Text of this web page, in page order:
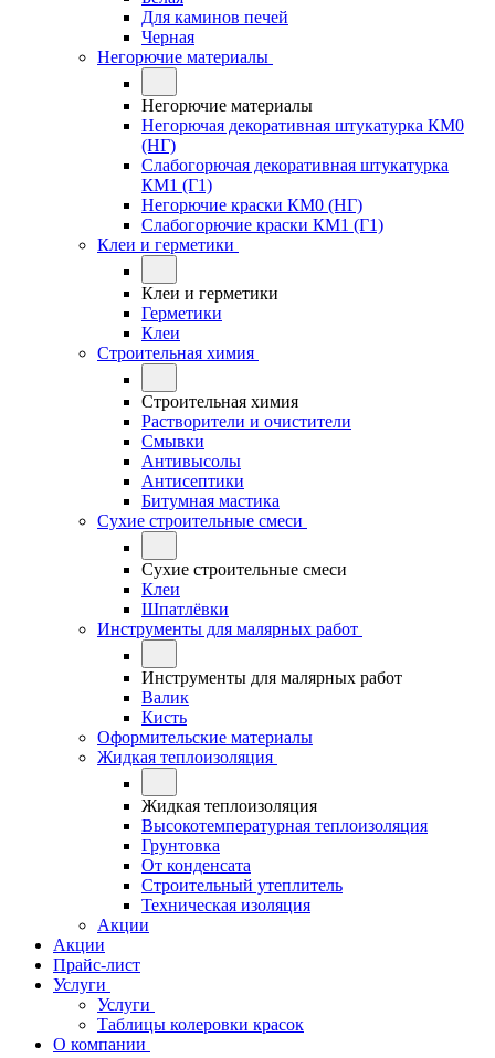
Для каминов печей
Черная
Негорючие материалы
Негорючие материалы
Негорючая декоративная штукатурка КМ0
(НГ)
Слабогорючая декоративная штукатурка
КМ1 (Г1)
Негорючие краски КМ0 (НГ)
Слабогорючие краски КМ1 (Г1)
Клеи и герметики
Клеи и герметики
Герметики
Клеи
Строительная химия
Строительная химия
Растворители и очистители
Смывки
Антивысолы
Антисептики
Битумная мастика
Сухие строительные смеси
Сухие строительные смеси
Клеи
Шпатлёвки
Инструменты для малярных работ
Инструменты для малярных работ
Валик
Кисть
Оформительские материалы
Жидкая теплоизоляция
Жидкая теплоизоляция
Высокотемпературная теплоизоляция
Грунтовка
От конденсата
Строительный утеплитель
Техническая изоляция
Акции
Акции
Прайс-лист
Услуги
Услуги
Таблицы колеровки красок
О компании